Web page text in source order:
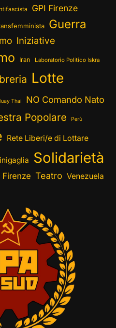
GPI Firenze
Guerra
Iniziative
Iran Laboratorio Politico Iskra
Lotte
Thai NO Comando Nato
Popolare Perù
Rete Liberi/e di Lottare
Solidarietà
Teatro Venezuela